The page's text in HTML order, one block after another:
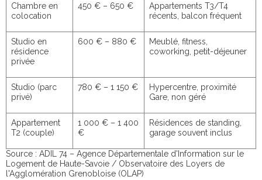
Chambre en
colocation
450 € – 650 €
Appartements T3/T4
récents, balcon fréquent
Studio en
résidence
privée
600 € – 880 €
Meublé, fitness,
coworking, petit-déjeuner
Studio (parc
privé)
780 € – 1 150 €
Hypercentre, proximité
Gare, non géré
Appartement
T2 (couple)
1 000 € – 1 400
€
Résidences de standing,
garage souvent inclus
Source : ADIL 74 – Agence Départementale d'Information sur le
Logement de Haute-Savoie / Observatoire des Loyers de
l'Agglomération Grenobloise (OLAP)